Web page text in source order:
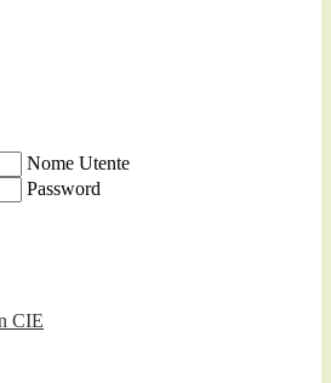
Nome Utente
Password
CIE